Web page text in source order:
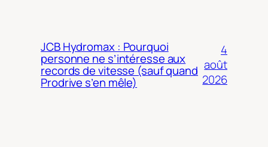
JCB Hydromax : Pourquoi
personne ne s’intéresse aux
records de vitesse (sauf quand
Prodrive s’en mêle)
4
août
2026